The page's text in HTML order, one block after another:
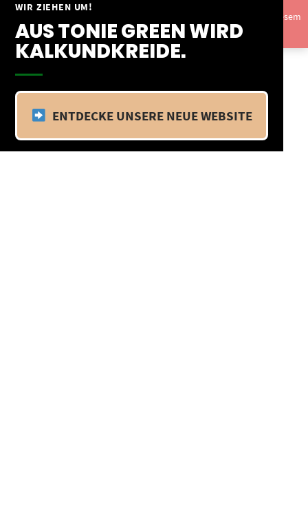
WIR ZIEHEN UM!
AUS TONIE GREEN WIRD
KALKUNDKREIDE.
ENTDECKE UNSERE NEUE WEBSITE
Springe
Inhalt
Vom 09.04.25 - 20.04.25 befinden wir uns im Betriebsurlaub. In diesem
Zeitraum findet kein Versand statt.Ausblenden